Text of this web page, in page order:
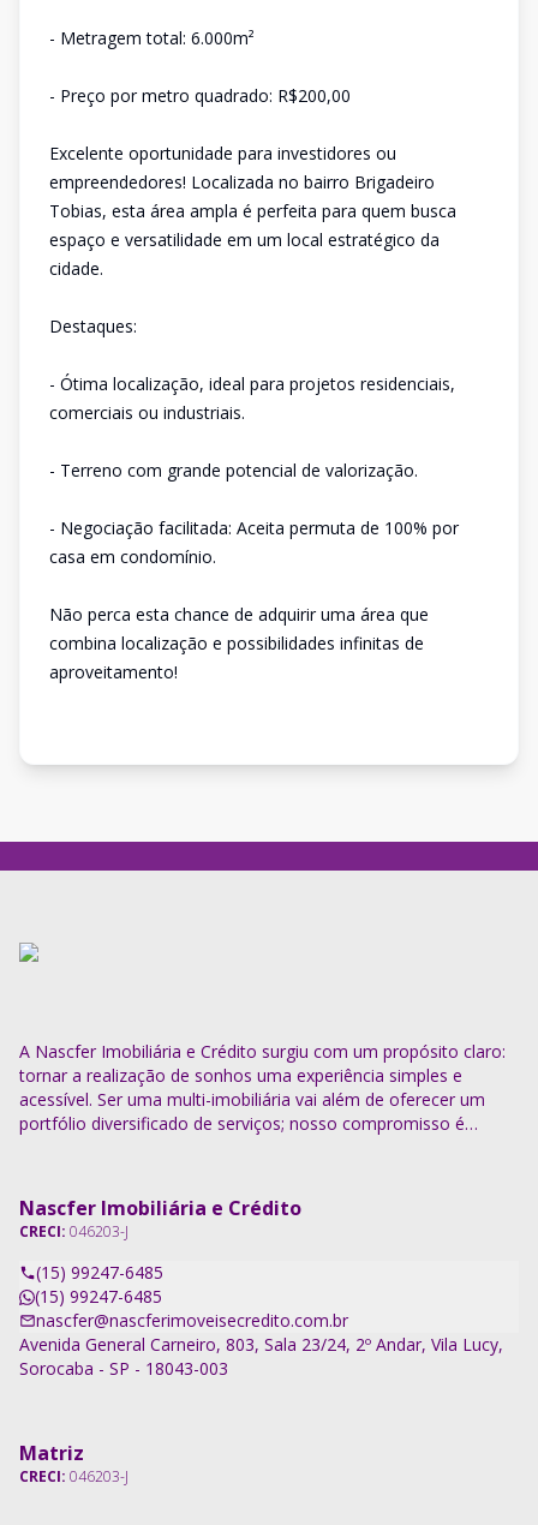
- Metragem total: 6.000m²
- Preço por metro quadrado: R$200,00
Excelente oportunidade para investidores ou
empreendedores! Localizada no bairro Brigadeiro
Tobias, esta área ampla é perfeita para quem busca
espaço e versatilidade em um local estratégico da
cidade.
Destaques:
- Ótima localização, ideal para projetos residenciais,
comerciais ou industriais.
- Terreno com grande potencial de valorização.
- Negociação facilitada: Aceita permuta de 100% por
casa em condomínio.
Não perca esta chance de adquirir uma área que
combina localização e possibilidades infinitas de
aproveitamento!
A Nascfer Imobiliária e Crédito surgiu com um propósito claro:
tornar a realização de sonhos uma experiência simples e
acessível. Ser uma multi-imobiliária vai além de oferecer um
portfólio diversificado de serviços; nosso compromisso é
Nascfer Imobiliária e Crédito
CRECI: 046203-J
(15) 99247-6485
(15) 99247-6485
nascfer@nascferimoveisecredito.com.br
Avenida General Carneiro, 803, Sala 23/24, 2º Andar, Vila Lucy,
Sorocaba - SP - 18043-003
Matriz
CRECI: 046203-J